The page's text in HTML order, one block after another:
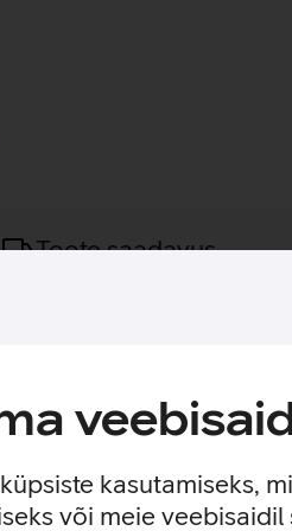
kasutamiseks,
või meie
Toote saadavus
kaitse PanzerGlass Fender
puhtana ja turvaliselt.
jämedaks ega lisa liigselt
ja täpse paigalduse.
klaasist.